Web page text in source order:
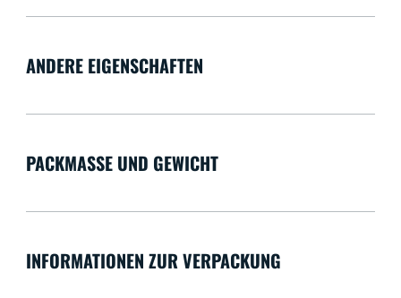
ANDERE EIGENSCHAFTEN
PACKMASSE UND GEWICHT
INFORMATIONEN ZUR VERPACKUNG